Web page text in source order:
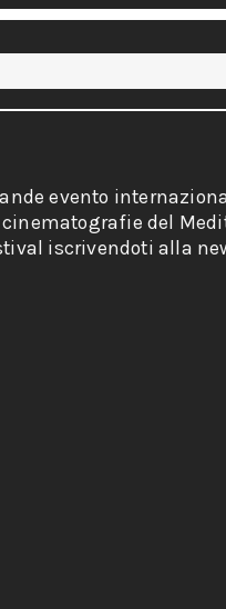
evento
del
iscrivendoti alla